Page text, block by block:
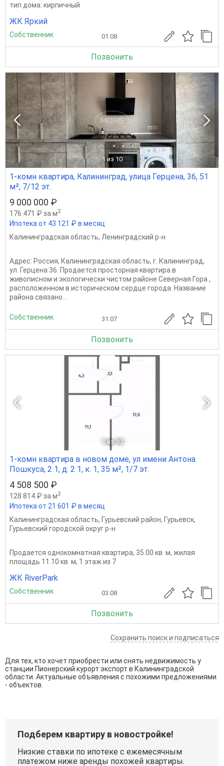
тип дома: кирпичный
ЖК Яркий
Собственник 01.08
Позвонить
1 из 10
1-комн квартира, Калининград, улица Герцена, 36, 51
м², 7/12 эт.
9 000 000 ₽
176 471 ₽ за м2
Ипотека от 43 121 ₽ в месяц
Калининградская область, Ленинградский р-н
Адрес: Россия, Калининградская область, г. Калининград,
ул. Герцена 36. Продается просторная квартира в
живописном и экологически чистом районе Северная Гора ,
расположенном в историческом сердце города. Название
района связано...
Собственник 31.07
Позвонить
1 из 10
1-комн квартира в новом доме, ул имени Антона
Пошкуса, 2 1, д. 2 1, к. 1, 35 м², 1/7 эт.
4 508 500 ₽
128 814 ₽ за м2
Ипотека от 21 601 ₽ в месяц
Калининградская область, Гурьевский район, Гурьевск,
Гурьевский городской округ р-н
Продается однокомнатная квартира, 35.00 кв. м, жилая
площадь 11.10 кв. м, 1 этаж из 7
ЖК RiverPark
Собственник 03.08
Позвонить
Сохранить поиск и подписаться
Для тех, кто хочет приобрести или снять недвижимость у
станции Пионерский курорт экспорт в Калининградской
области. Актуальные объявления с похожими предложениями
- объектов.
Подберем квартиру в новостройке!
Низкие ставки по ипотеке с ежемесячным
платежом ниже аренды похожей квартиры.